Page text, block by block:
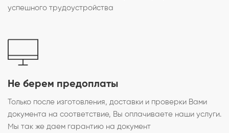
успешного трудоустройства
Не берем предоплаты
Только после изготовления, доставки и проверки Вами
документа на соответствие, Вы оплачиваете наши услуги.
Мы так же даем гарантию на документ